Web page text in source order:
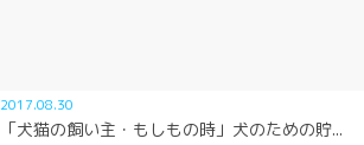
2017.08.30
「犬猫の飼い主・もしもの時」犬のための貯...